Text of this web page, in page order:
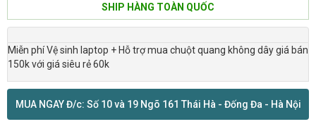
SHIP HÀNG TOÀN QUỐC
Miễn phí Vệ sinh laptop + Hỗ trợ mua chuột quang không dây giá bán
150k với giá siêu rẻ 60k
MUA NGAY Đ/c: Số 10 và 19 Ngõ 161 Thái Hà - Đống Đa - Hà Nội